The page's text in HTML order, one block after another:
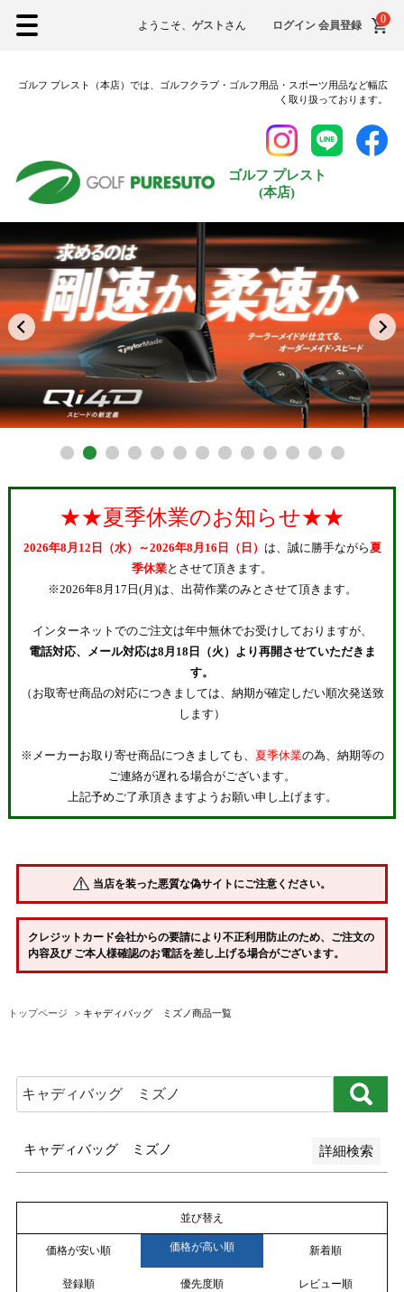
ようこそ、 ゲスト さん ログイン 会員登録 0
ゴルフ プレスト（本店）では、ゴルフクラブ・ゴルフ用品・スポーツ用品など幅広
く取り扱っております。
ゴルフ プレスト
(本店)
★★夏季休業のお知らせ★★
2026年8月12日（水）～2026年8月16日（日） は、誠に勝手ながら夏
季休業とさせて頂きます。
※2026年8月17日(月)は、出荷作業のみとさせて頂きます。
インターネットでのご注文は年中無休でお受けしておりますが、
電話対応、メール対応は8月18日（火）より再開させていただきま
す。
（お取寄せ商品の対応につきましては、納期が確定しだい順次発送致
します）
※メーカーお取り寄せ商品につきましても、 夏季休業の為、納期等の
ご連絡が遅れる場合がございます。
上記予めご了承頂きますようお願い申し上げます。
当店を装った悪質な偽サイトにご注意ください。
クレジットカード会社からの要請により不正利用防止のため、ご注文の
内容及び ご本人様確認のお電話を差し上げる場合がございます。
トップページ キャディバッグ ミズノ商品一覧
キャディバッグ ミズノ 詳細検索
XXLサイズ
24.5cm
25.0cm
25.5cm
26.0cm
26.5cm
27.0cm
28.5cm
在庫なし商品を表示しない
お取り寄せ・予約商品
商品番号/JANコード
新着順
登録順
価格が安い順
検索
並び替え
価格が安い順 価格が高い順 新着順
登録順 優先度順 レビュー順